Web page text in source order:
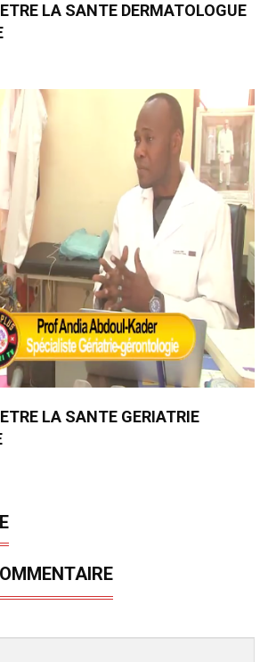
LA SANTE DERMATOLOGUE
LA SANTE GERIATRIE